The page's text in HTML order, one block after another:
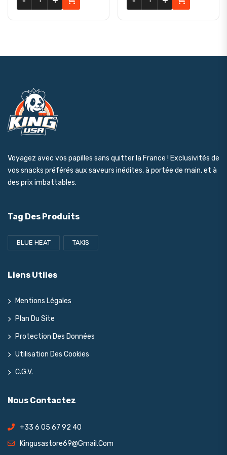
Voyagez avec vos papilles sans quitter la France ! Exclusivités de
vos snacks préférés aux saveurs inédites, à portée de main, et à
des prix imbattables.
Tag Des Produits
BLUE HEAT TAKIS
Liens Utiles
Mentions Légales
Plan Du Site
Protection Des Données
Utilisation Des Cookies
C.G.V.
Nous Contactez
+33 6 05 67 92 40
Kingusastore69@gmail.com